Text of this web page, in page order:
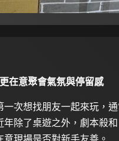
在意聚會氣氛與停留感
次想找朋友一起來玩，
除了桌遊之外，劇本殺
現場是否對新手友善。